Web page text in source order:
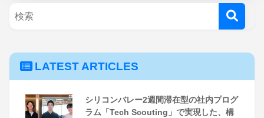
LATEST ARTICLES
シリコンバレー2週間滞在型の社内プログ
ラム「Tech Scouting」で実現した、構